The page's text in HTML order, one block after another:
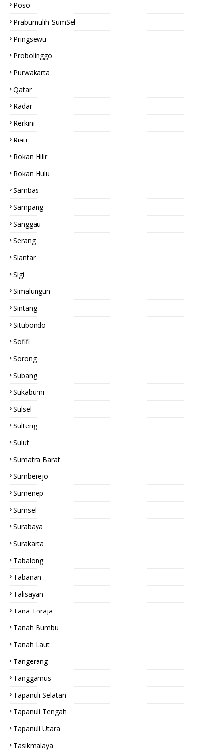
Poso
Prabumulih-SumSel
Pringsewu
Probolinggo
Purwakarta
Qatar
Radar
Rerkini
Riau
Rokan Hilir
Rokan Hulu
Sambas
Sampang
Sanggau
Serang
Siantar
Sigi
Simalungun
Sintang
Situbondo
Sofifi
Sorong
Subang
Sukabumi
Sulsel
Sulteng
Sulut
Sumatra Barat
Sumberejo
Sumenep
Sumsel
Surabaya
Surakarta
Tabalong
Tabanan
Talisayan
Tana Toraja
Tanah Bumbu
Tanah Laut
Tangerang
Tanggamus
Tapanuli Selatan
Tapanuli Tengah
Tapanuli Utara
Tasikmalaya